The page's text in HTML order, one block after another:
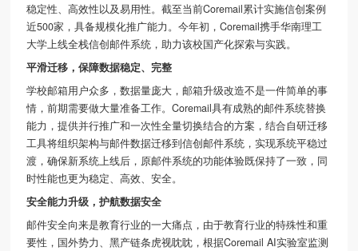
稳定性、高效性以及易用性。截至当前Coremail累计实施信创案例
近500家，具备规模化推广能力。今年初，Coremail携手华南理工
大学上线全栈信创邮件系统 ，助力该校国产化探索与实践。
平滑迁移，保障数据稳定、完整
学校邮箱用户众多，数据量庞大，邮箱升级改造不是一件简单的事
情，前期需要做大量准备工作。Coremail具有成熟的邮件系统替换
能力，提供并行推广和一次性全量切换结合的方案，结合自研迁移
工具将组织架构与邮件数据迁移到信创邮件系统，实现系统平稳过
渡，确保新系统上线后，原邮件系统的功能体验既保持了一致，同
时性能也更为稳定、高效、安全。
安全能力升级，护航数据安全
邮件安全向来是教育行业的一大痛点，由于教育行业的特殊性和重
要性，国外势力、黑产链条虎视眈眈，根据Coremail AI实验室监测